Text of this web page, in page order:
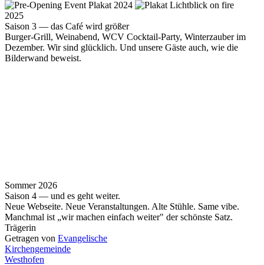
2025
Saison 3 — das Café wird größer
Burger-Grill, Weinabend, WCV Cocktail-Party, Winterzauber im
Dezember. Wir sind glücklich. Und unsere Gäste auch, wie die
Bilderwand beweist.
Sommer 2026
Saison 4 — und es geht weiter.
Neue Webseite. Neue Veranstaltungen. Alte Stühle. Same vibe.
Manchmal ist „wir machen einfach weiter" der schönste Satz.
Trägerin
Getragen von Evangelische
Kirchengemeinde
Westhofen